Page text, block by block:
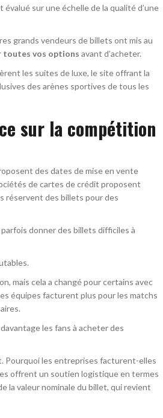
sur une échelle de la qualité d’une
grands vendeurs de billets ont mis au
toutes vos options avant d’acheter.
les suites de luxe, le site offrant la
des arènes sportives de tous les
sur la compétition
des dates de mise en vente
de cartes de crédit proposent
réservent des billets pour des
donner des billets difficiles à
mais cela a changé pour certains avec
équipes facturent plus pour les matchs
les fans à acheter des
Pourquoi les entreprises facturent-elles
offrent un soutien logistique en termes
la valeur nominale du billet, qui revient